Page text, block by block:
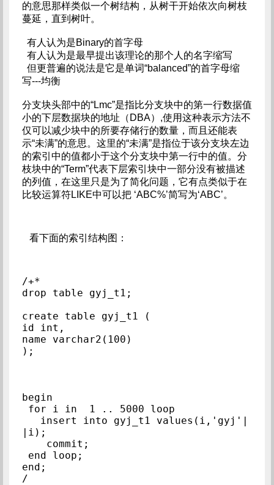
的意思那样类似一个树结构，从树干开始依次向树枝
蔓延，直到树叶。
有人认为是Binary的首字母
有人认为是最早提出该理论的那个人的名字缩写
但更普遍的说法是它是单词“balanced”的首字母缩
写---均衡
分支块头部中的“Lmc”是指比分支块中的第一行数据值
小的下层数据块的地址（DBA）,使用这种表示方法不
仅可以减少块中的所要存储行的数量，而且还能表
示“未满”的意思。这里的“未满”是指位于该分支块左边
的索引中的值都小于这个分支块中第一行中的值。分
枝块中的“Term”代表下层索引块中一部分没有被描述
的列值，在这里只是为了简化问题，它有点类似于在
比较运算符LIKE中可以把 ‘ABC%’简写为‘ABC’。
看下面的索引结构图：
/+*
drop table gyj_t1;
create table gyj_t1 (
id int,
name varchar2(100)
);
begin
|i);
end;
/